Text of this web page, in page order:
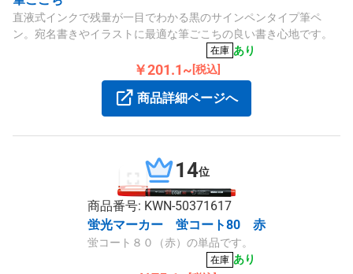
直液式インクで残量が一目でわかる黒のサインペンタイプ筆ペ
ン。宛名書きやイラストに最適な筆ごこちの良い書き心地です。
在庫 あり
￥201.1~ [税込]
商品詳細ページへ
14位
商品番号: KWN-50371617
蛍光マーカー 蛍コート80 赤
蛍コート８０（赤）の単品です。
在庫 あり